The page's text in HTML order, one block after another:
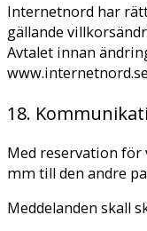
Internetnord har
gällande
Avtalet innan
18.
Med reservation
mm till den andre
Meddelanden skall